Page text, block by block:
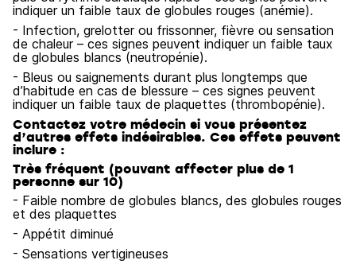
indiquer un faible taux de globules rouges (anémie).
- Infection, grelotter ou frissonner, fièvre ou sensation
de chaleur – ces signes peuvent indiquer un faible taux
de globules blancs (neutropénie).
- Bleus ou saignements durant plus longtemps que
d’habitude en cas de blessure – ces signes peuvent
indiquer un faible taux de plaquettes (thrombopénie).
Contactez votre médecin si vous présentez
d’autres effets indésirables. Ces effets peuvent
inclure :
Très fréquent (pouvant affecter plus de 1
personne sur 10)
- Faible nombre de globules blancs, des globules rouges
et des plaquettes
- Appétit diminué
- Sensations vertigineuses